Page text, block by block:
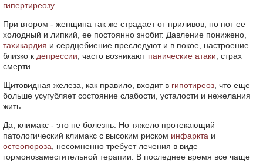
гипертиреозу.
При втором - женщина так же страдает от приливов, но пот ее
холодный и липкий, ее постоянно знобит. Давление понижено,
тахикардия и сердцебиение преследуют и в покое, настроение
близко к депрессии; часто возникают панические атаки , страх
смерти.
Щитовидная железа, как правило, входит в гипотиреоз , что еще
больше усугубляет состояние слабости, усталости и нежелания
жить.
Да, климакс - это не болезнь. Но тяжело протекающий
патологический климакс с высоким риском инфаркта и
остеопороза , несомненно требует лечения в виде
гормонозаместительной терапии. В последнее время все чаще